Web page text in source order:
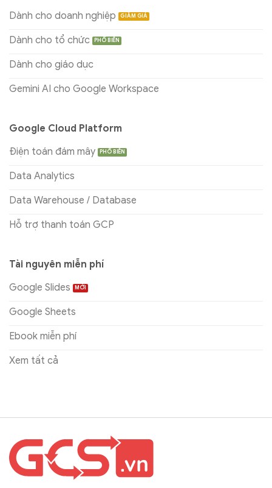
Dành cho doanh nghiệp
Dành cho tổ chức
Dành cho giáo dục
Gemini AI cho Google Workspace
Google Cloud Platform
Điện toán đám mây
Data Analytics
Data Warehouse / Database
Hỗ trợ thanh toán GCP
Tài nguyên miễn phí
Google Slides
Google Sheets
Ebook miễn phí
Xem tất cả